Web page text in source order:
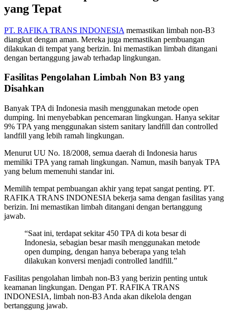
yang Tepat
PT. RAFIKA TRANS INDONESIA memastikan limbah non-B3
diangkut dengan aman. Mereka juga memastikan pembuangan
dilakukan di tempat yang berizin. Ini memastikan limbah ditangani
dengan bertanggung jawab terhadap lingkungan.
Fasilitas Pengolahan Limbah Non B3 yang
Disahkan
Banyak TPA di Indonesia masih menggunakan metode open
dumping. Ini menyebabkan pencemaran lingkungan. Hanya sekitar
9% TPA yang menggunakan sistem sanitary landfill dan controlled
landfill yang lebih ramah lingkungan.
Menurut UU No. 18/2008, semua daerah di Indonesia harus
memiliki TPA yang ramah lingkungan. Namun, masih banyak TPA
yang belum memenuhi standar ini.
Memilih tempat pembuangan akhir yang tepat sangat penting. PT.
RAFIKA TRANS INDONESIA bekerja sama dengan fasilitas yang
berizin. Ini memastikan limbah ditangani dengan bertanggung
jawab.
“Saat ini, terdapat sekitar 450 TPA di kota besar di
Indonesia, sebagian besar masih menggunakan metode
open dumping, dengan hanya beberapa yang telah
dilakukan konversi menjadi controlled landfill.”
Fasilitas pengolahan limbah non-B3 yang berizin penting untuk
keamanan lingkungan. Dengan PT. RAFIKA TRANS
INDONESIA, limbah non-B3 Anda akan dikelola dengan
bertanggung jawab.